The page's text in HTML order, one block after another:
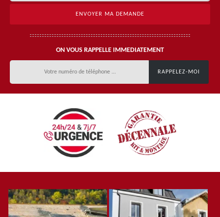
ON VOUS RAPPELLE IMMEDIATEMENT